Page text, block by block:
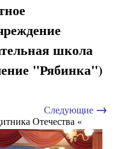
школа
"Рябинка")
Следующие →
Отечества «